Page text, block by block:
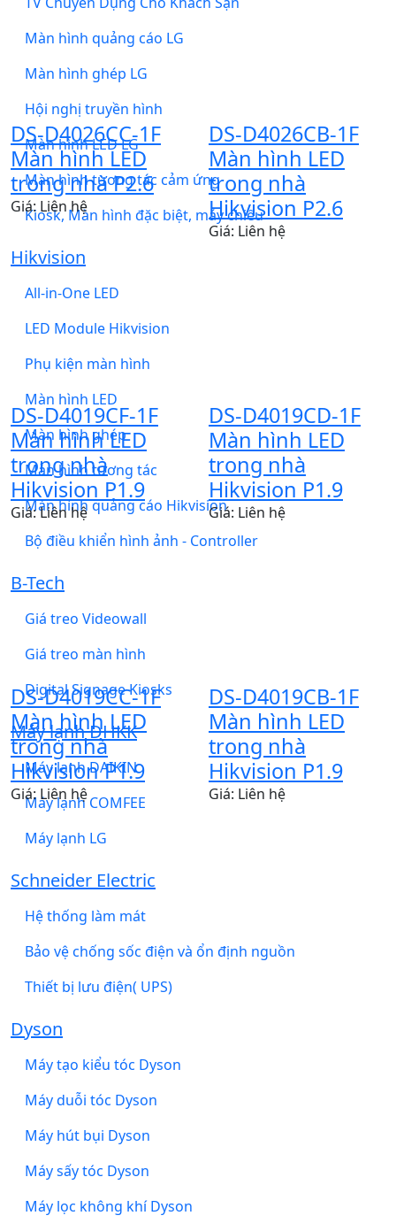
Màn hình quảng cáo LG
Màn hình ghép LG
Hội nghị truyền hình
Màn hình LED LG
Màn hình tương tác cảm ứng
Kiosk, Màn hình đặc biệt, máy chiếu
Hikvision
All-in-One LED
LED Module Hikvision
Phụ kiện màn hình
Màn hình LED
Màn hình ghép
Màn hình tương tác
Màn hình quảng cáo Hikvision
Bộ điều khiển hình ảnh - Controller
B-Tech
Giá treo Videowall
Giá treo màn hình
Digital Signage Kiosks
Máy lạnh ĐHKK
Máy lạnh DAIKIN
Máy lạnh COMFEE
Máy lạnh LG
Schneider Electric
Hệ thống làm mát
Bảo vệ chống sốc điện và ổn định nguồn
Thiết bị lưu điện( UPS)
Dyson
Máy tạo kiểu tóc Dyson
Máy duỗi tóc Dyson
Máy hút bụi Dyson
Máy sấy tóc Dyson
Máy lọc không khí Dyson
DS-D4026CC-1F
Màn hình LED
trong nhà P2.6
Giá: Liên hệ
DS-D4026CB-1F
Màn hình LED
trong nhà
Hikvision P2.6
Giá: Liên hệ
DS-D4019CF-1F
Màn hình LED
trong nhà
Hikvision P1.9
Giá: Liên hệ
DS-D4019CD-1F
Màn hình LED
trong nhà
Hikvision P1.9
Giá: Liên hệ
DS-D4019CC-1F
Màn hình LED
trong nhà
Hikvision P1.9
Giá: Liên hệ
DS-D4019CB-1F
Màn hình LED
trong nhà
Hikvision P1.9
Giá: Liên hệ